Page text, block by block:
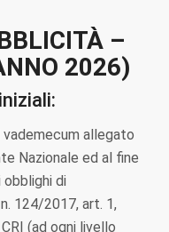
–
2026)
allegato
Nazionale ed al fine
obblighi di
124/2017, art. 1,
(ad ogni livello